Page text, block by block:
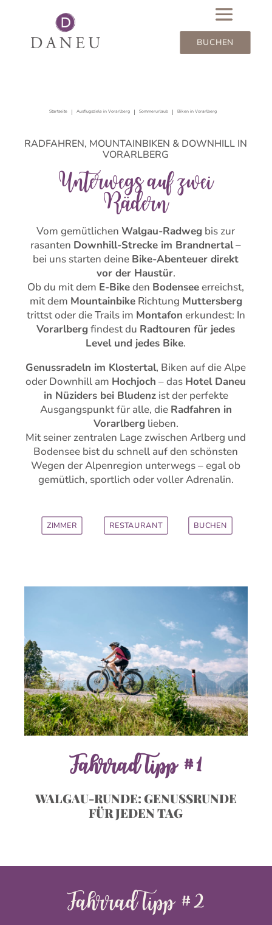
BUCHEN
Startseite Ausflugsziele in Vorarlberg Sommerurlaub Biken in Vorarlberg
RADFAHREN, MOUNTAINBIKEN & DOWNHILL IN
VORARLBERG
Unterwegs auf zwei
Rädern
Vom gemütlichenWalgau-Radweg bis zur
rasanten Downhill-Strecke im Brandnertal–
bei uns starten deine Bike-Abenteuer direkt
vor der Haustür.
Ob du mit dem E-Bikeden Bodenseeerreichst,
mit dem MountainbikeRichtung Muttersberg
trittst oder die Trails im Montafon erkundest: In
Vorarlbergfindest du Radtouren für jedes
Level und jedes Bike.
Genussradeln im Klostertal, Biken auf die Alpe
oder Downhill am Hochjoch – das Hotel Daneu
in Nüziders bei Bludenzist der perfekte
Ausgangspunkt für alle, die Radfahren in
Vorarlberglieben.
Mit seiner zentralen Lage zwischen Arlberg und
Bodensee bist du schnell auf den schönsten
Wegen der Alpenregion unterwegs – egal ob
gemütlich, sportlich oder voller Adrenalin.
ZIMMER RESTAURANT BUCHEN
Fahrrad Tipp #1
WALGAU-RUNDE: GENUSSRUNDE
FÜR JEDEN TAG
Fahrrad Tipp #2